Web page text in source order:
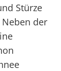
Stürze
der